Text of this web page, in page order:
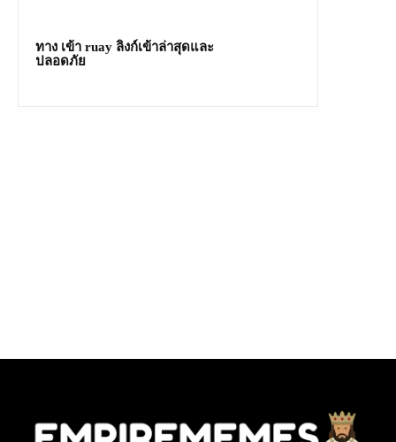
ทาง เข้า ruay ลิงก์เข้าล่าสุดและ
ปลอดภัย